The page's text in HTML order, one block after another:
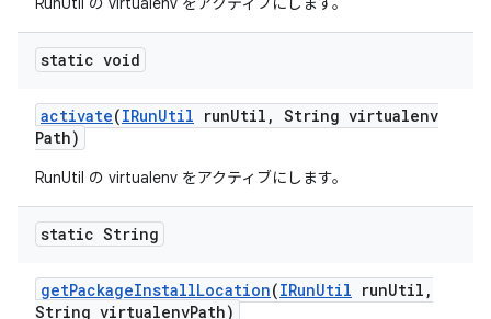
static void
activate(IRunUtil runUtil , String virtualenv
Path)
RunUtil の virtualenv をアクティブにします。
static String
getPackageInstallLocation(IRunUtil runUtil ,
String virtualenvPath)